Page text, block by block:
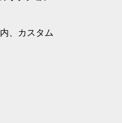
、カスタム